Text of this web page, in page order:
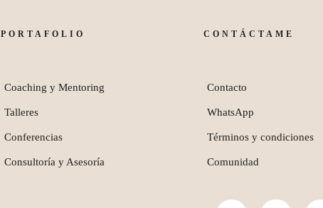
PORTAFOLIO
Coaching y Mentoring
Talleres
Conferencias
Consultoría y Asesoría
CONTÁCTAME
Contacto
WhatsApp
Términos y condiciones
Comunidad